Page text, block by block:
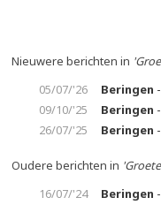
Nieuwere berichten in
05/07/'26
Beringen
09/10/'25
Beringen
26/07/'25
Beringen
Oudere berichten in
16/07/'24
Beringen